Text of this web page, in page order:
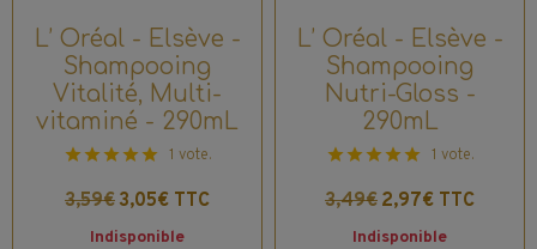
L’ Oréal - Elsève -
Shampooing
Vitalité, Multi-
vitaminé - 290mL
1 vote.
3,59€ 3,05€ TTC
Indisponible
L’ Oréal - Elsève -
Shampooing
Nutri-Gloss -
290mL
1 vote.
3,49€ 2,97€ TTC
Indisponible